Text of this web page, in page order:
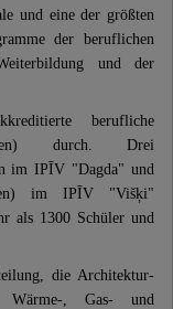
und eine der größten
der beruflichen
und der
berufliche
durch. Drei
im IPĪV "Dagda" und
im IPĪV "Višķi"
als 1300 Schüler und
die Architektur-
, Gas- und